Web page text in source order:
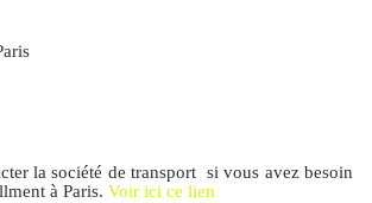
la société de transport si vous avez besoin
à Paris. Voir ici ce lien